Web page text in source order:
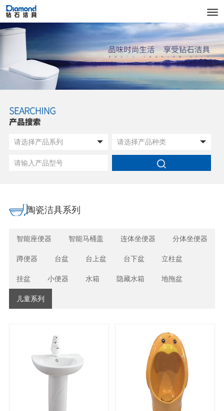
陶瓷洁具系列
智能座便器 智能马桶盖 连体坐便器 分体坐便器
蹲便器 台盆 台上盆 台下盆 立柱盆
挂盆 小便器 水箱 隐藏水箱 地拖盆
儿童系列